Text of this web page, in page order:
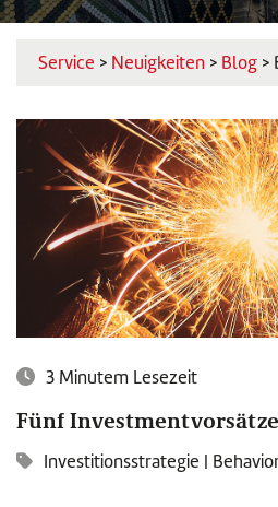
Service > Neuigkeiten > Blog >
3 Minutem Lesezeit
Fünf
Investitionsstrategie |